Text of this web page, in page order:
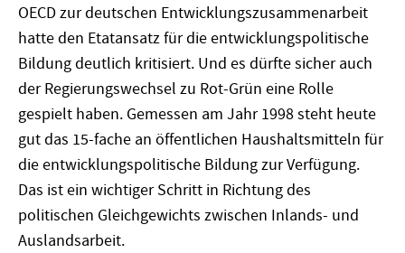
OECD zur deutschen Entwicklungszusammenarbeit
hatte den Etatansatz für die entwicklungspolitische
Bildung deutlich kritisiert. Und es dürfte sicher auch
der Regierungswechsel zu Rot-Grün eine Rolle
gespielt haben. Gemessen am Jahr 1998 steht heute
gut das 15-fache an öffentlichen Haushaltsmitteln für
die entwicklungspolitische Bildung zur Verfügung.
Das ist ein wichtiger Schritt in Richtung des
politischen Gleichgewichts zwischen Inlands- und
Auslandsarbeit.